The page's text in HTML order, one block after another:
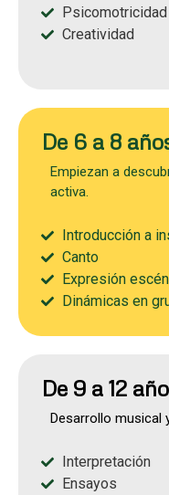
Psicomotricidad
Creatividad
De 6 a 8
Empiezan a
activa.
Introducción a
Canto
Expresión
Dinámicas en
De 9 a 12
Desarrollo musical
Interpretación
Ensayos